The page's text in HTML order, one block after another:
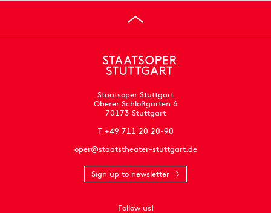
Staatsoper Stuttgart
Oberer Schloßgarten 6
70173 Stuttgart
T +49 711 20 20-90
oper@staatstheater-stuttgart.de
Sign up to newsletter
Follow us!